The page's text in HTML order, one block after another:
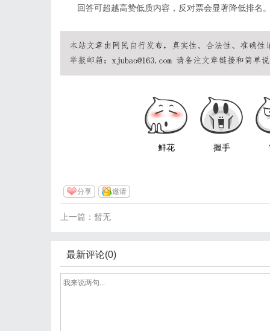
回答可超越高赞低质内容，反对票会显著降低排名
鲜花 握手
分享 邀请
上一篇：暂无
最新评论(0)